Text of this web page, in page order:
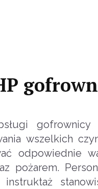
wszelkich
odpowiednie
pożarem.